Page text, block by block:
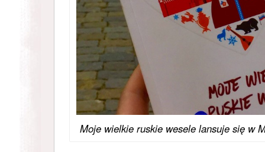
Moje wielkie ruskie wesele lansuje się w